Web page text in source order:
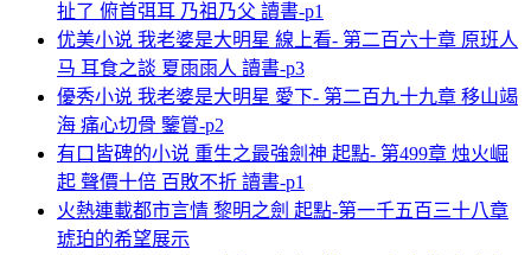
扯了 俯首弭耳 乃祖乃父 讀書-p1
优美小说 我老婆是大明星 線上看- 第二百六十章 原班人
马 耳食之談 夏雨雨人 讀書-p3
優秀小说 我老婆是大明星 愛下- 第二百九十九章 移山竭
海 痛心切骨 鑒賞-p2
有口皆碑的小说 重生之最強劍神 起點- 第499章 烛火崛
起 聲價十倍 百敗不折 讀書-p1
火熱連載都市言情 黎明之劍 起點-第一千五百三十八章
琥珀的希望展示